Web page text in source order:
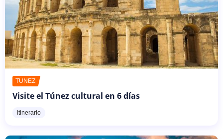
TÚNEZ
Visite el Túnez cultural en 6 días
Itinerario